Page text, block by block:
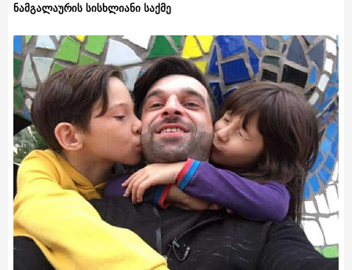
ნამგალაურის სისხლიანი საქმე